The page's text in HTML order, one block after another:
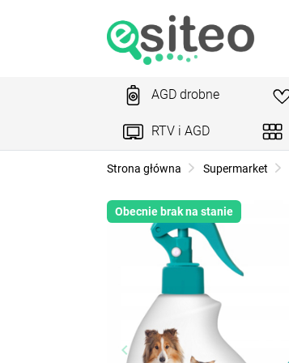
AGD drobne
RTV i AGD
Strona główna Supermarket
Obecnie brak na stanie
Poprzedni
keyboard_arrow_left